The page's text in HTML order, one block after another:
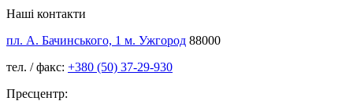
Наші контакти
пл. А. Бачинського, 1 м. Ужгород 88000
тел. / факс: +380 (50) 37-29-930
Пресцентр: